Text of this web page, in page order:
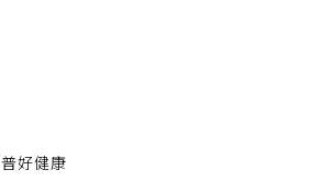
好健康